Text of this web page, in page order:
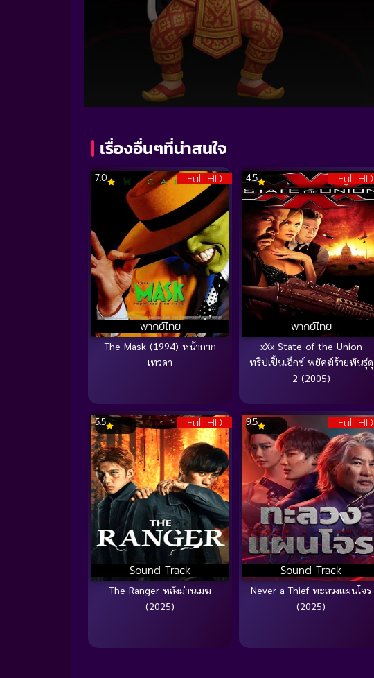
เรื่องอื่นๆที่น่าสนใจ
Full HD
พากย์ไทย
7.0
The Mask (1994) หน้ากาก
เทวดา
Full HD
พากย์ไทย
4.5
xXx State of the Union
ทริปเปิ้นเอ็กซ์ พยัคฆ์ร้ายพันธุ์ดุ
2 (2005)
Full HD
Sound Track
5.5
The Ranger หลังม่านเมฆ
(2025)
Full HD
Sound Track
9.5
Never a Thief ทะลวงแผนโจร
(2025)